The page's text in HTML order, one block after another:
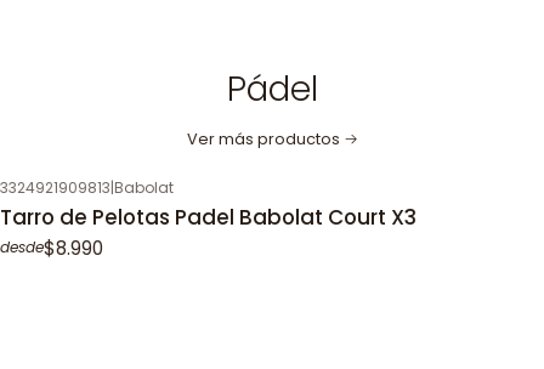
Pádel
Ver más productos
3324921909813|Babolat
Tarro de Pelotas Padel Babolat Court X3
desde$8.990